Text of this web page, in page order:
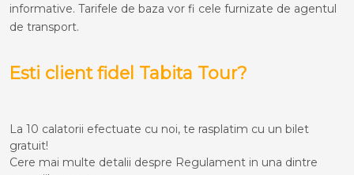
informative. Tarifele de baza vor fi cele furnizate de agentul
de transport.
Esti client fidel Tabita Tour?
La 10 calatorii efectuate cu noi, te rasplatim cu un bilet
gratuit!
Cere mai multe detalii despre Regulament in una dintre